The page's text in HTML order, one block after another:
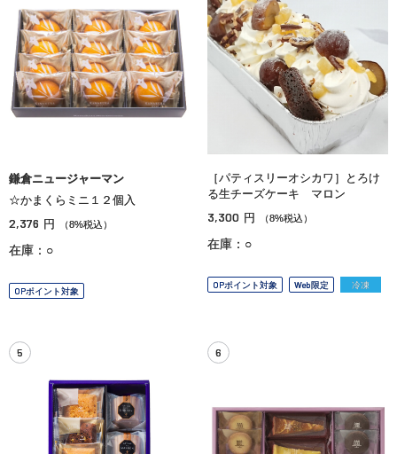
鎌倉ニュージャーマン
☆かまくらミニ１２個入
2,376 円 （8%税込）
在庫：○
OPポイント対象
［パティスリーオシカワ］とろけ
る生チーズケーキ マロン
3,300 円 （8%税込）
在庫：○
OPポイント対象 Web限定 冷凍
5 6